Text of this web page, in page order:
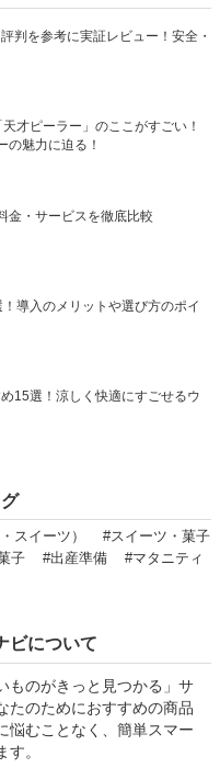
判を参考に実証レビュー！安全・
才ピーラー」のここがすごい！
の魅力に迫る！
金・サービスを徹底比較
導入のメリットや選び方のポイ
15選！涼しく快適にすごせるウ
スイーツ）
#スイーツ・菓子
子 #出産準備
#マタニティ
ビについて
ものがきっと見つかる」サ
たのためにおすすめの商品
悩むことなく、簡単スマー
。